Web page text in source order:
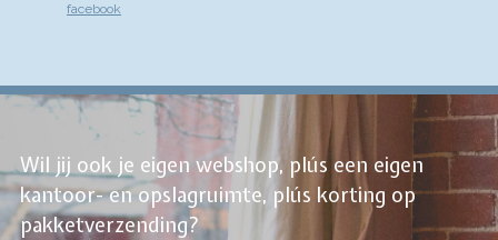
facebook
Wil jij ook je eigen webshop, plús een eigen
kantoor- en opslagruimte, plús korting op
pakketverzending?